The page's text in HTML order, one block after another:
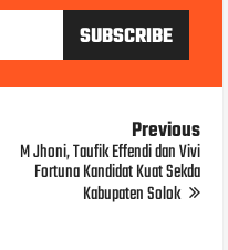
Previous
M Jhoni, Taufik Effendi dan Vivi
Fortuna Kandidat Kuat Sekda
Kabupaten Solok